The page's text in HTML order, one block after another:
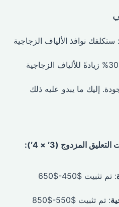
نوافذ الألياف الزجاجية
مقدمًا أكثر. توقع أن تدفع 15-30% زيادةً للألياف الزجاجية
إليك ما يبدو عليه ذلك
المزدوج (3′ × 4′):
تثبيت $450-$650
: تم تثبيت $550-$850